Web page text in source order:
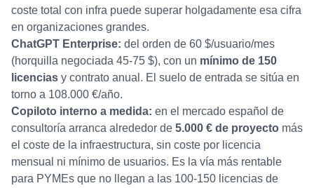
coste total con infra puede superar holgadamente esa cifra
en organizaciones grandes.
ChatGPT Enterprise: del orden de 60 $/usuario/mes
(horquilla negociada 45-75 $), con un mínimo de 150
licencias y contrato anual. El suelo de entrada se sitúa en
torno a 108.000 €/año.
Copiloto interno a medida: en el mercado español de
consultoría arranca alrededor de 5.000 € de proyecto más
el coste de la infraestructura, sin coste por licencia
mensual ni mínimo de usuarios. Es la vía más rentable
para PYMEs que no llegan a las 100-150 licencias de